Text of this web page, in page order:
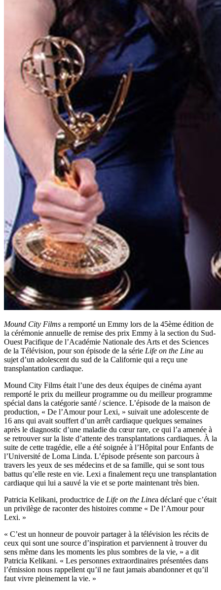
Mound City Films a remporté un Emmy lors de la 45ème édition de
la cérémonie annuelle de remise des prix Emmy à la section du Sud-
Ouest Pacifique de l’Académie Nationale des Arts et des Sciences
de la Télévision, pour son épisode de la série Life on the Line au
sujet d’un adolescent du sud de la Californie qui a reçu une
transplantation cardiaque.
Mound City Films était l’une des deux équipes de cinéma ayant
remporté le prix du meilleur programme ou du meilleur programme
spécial dans la catégorie santé / science. L’épisode de la maison de
production, « De l’Amour pour Lexi, » suivait une adolescente de
16 ans qui avait souffert d’un arrêt cardiaque quelques semaines
après le diagnostic d’une maladie du cœur rare, ce qui l’a amenée à
se retrouver sur la liste d’attente des transplantations cardiaques. À la
suite de cette tragédie, elle a été soignée à l’Hôpital pour Enfants de
l’Université de Loma Linda. L’épisode présente son parcours à
travers les yeux de ses médecins et de sa famille, qui se sont tous
battus qu’elle reste en vie. Lexi a finalement reçu une transplantation
cardiaque qui lui a sauvé la vie et se porte maintenant très bien.
Patricia Kelikani, productrice de Life on the Linea déclaré que c’était
un privilège de raconter des histoires comme « De l’Amour pour
Lexi. »
« C’est un honneur de pouvoir partager à la télévision les récits de
ceux qui sont une source d’inspiration et parviennent à trouver du
sens même dans les moments les plus sombres de la vie, » a dit
Patricia Kelikani. « Les personnes extraordinaires présentées dans
l’émission nous rappellent qu’il ne faut jamais abandonner et qu’il
faut vivre pleinement la vie. »